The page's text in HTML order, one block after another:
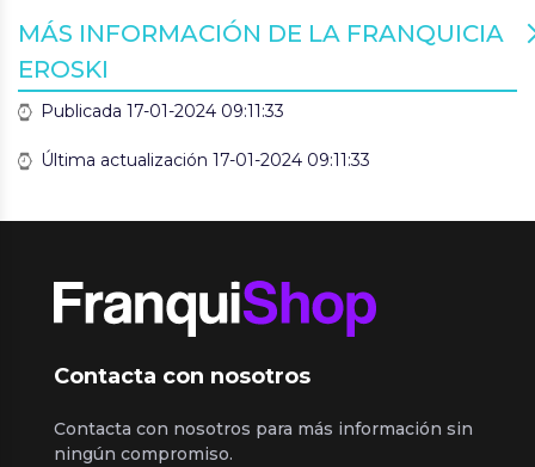
MÁS INFORMACIÓN DE LA FRANQUICIA
EROSKI
Publicada 17-01-2024 09:11:33
Última actualización 17-01-2024 09:11:33
Contacta con nosotros
Contacta con nosotros para más información sin
ningún compromiso.